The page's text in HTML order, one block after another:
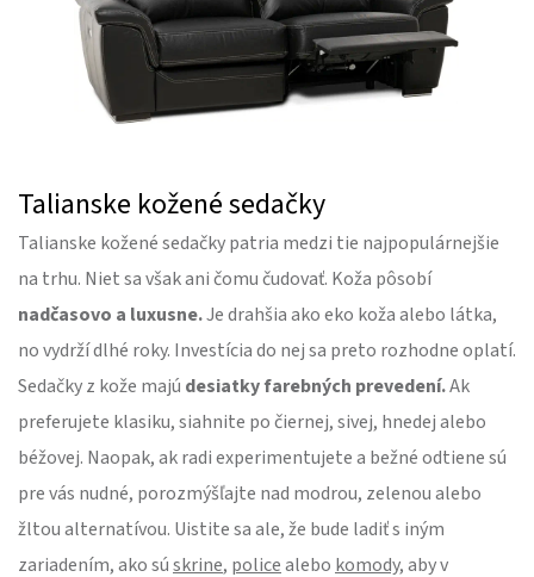
Talianske kožené sedačky
Talianske kožené sedačky patria medzi tie najpopulárnejšie
na trhu. Niet sa však ani čomu čudovať. Koža pôsobí
nadčasovo a luxusne.Je drahšia ako eko koža alebo látka,
no vydrží dlhé roky. Investícia do nej sa preto rozhodne oplatí.
Sedačky z kože majú desiatky farebných prevedení.Ak
preferujete klasiku, siahnite po čiernej, sivej, hnedej alebo
béžovej. Naopak, ak radi experimentujete a bežné odtiene sú
pre vás nudné, porozmýšľajte nad modrou, zelenou alebo
žltou alternatívou. Uistite sa ale, že bude ladiť s iným
zariadením, ako súskrine, policealebo komody, aby v